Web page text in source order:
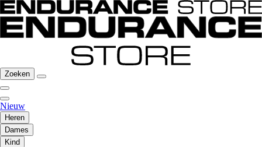
Zoeken
Nieuw
Heren
Dames
Kind